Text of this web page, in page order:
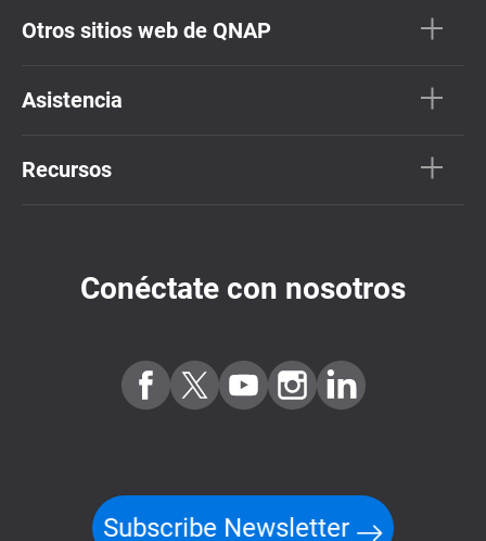
Otros sitios web de QNAP
Asistencia
Recursos
Conéctate con nosotros
Subscribe Newsletter